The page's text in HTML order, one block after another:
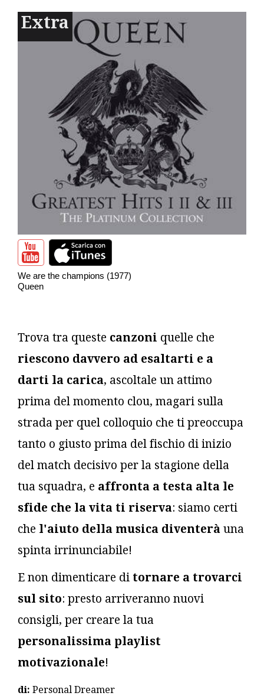
Extra
We are the champions (1977)
Queen
Trova tra queste canzoni quelle che
riescono davvero ad esaltarti e a
darti la carica, ascoltale un attimo
prima del momento clou, magari sulla
strada per quel colloquio che ti preoccupa
tanto o giusto prima del fischio di inizio
del match decisivo per la stagione della
tua squadra, e affronta a testa alta le
sfide che la vita ti riserva: siamo certi
che l'aiuto della musica diventerà una
spinta irrinunciabile!
E non dimenticare di tornare a trovarci
sul sito: presto arriveranno nuovi
consigli, per creare la tua
personalissima playlist
motivazionale!
di: Personal Dreamer